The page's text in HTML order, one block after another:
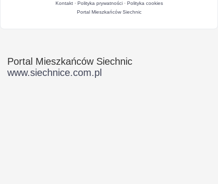
Kontakt· Polityka prywatności· Polityka cookies
Portal Mieszkańców Siechnic
Portal Mieszkańców Siechnic
www.siechnice.com.pl